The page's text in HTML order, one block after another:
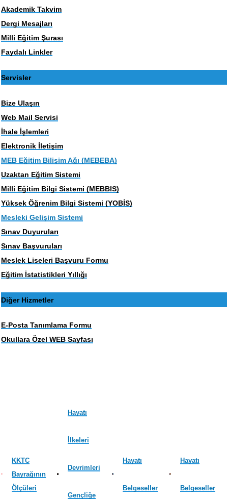
Akademik Takvim
Dergi Mesajları
Milli Eğitim Şurası
Faydalı Linkler
Servisler
Bize Ulaşın
Web Mail Servisi
İhale İşlemleri
Elektronik İletişim
MEB Eğitim Bilişim Ağı (MEBEBA)
Uzaktan Eğitim Sistemi
Milli Eğitim Bilgi Sistemi (MEBBIS)
Yüksek Öğrenim Bilgi Sistemi (YOBİS)
Mesleki Gelişim Sistemi
Sınav Duyuruları
Sınav Başvuruları
Meslek Liseleri Başvuru Formu
Eğitim İstatistikleri Yıllığı
Diğer Hizmetler
E-Posta Tanımlama Formu
Okullara Özel WEB Sayfası
KKTC
Bayrağının
Ölçüleri
Hayatı
İlkeleri
Devrimleri
Gençliğe
Hayatı
Belgeseller
Hayatı
Belgeseller